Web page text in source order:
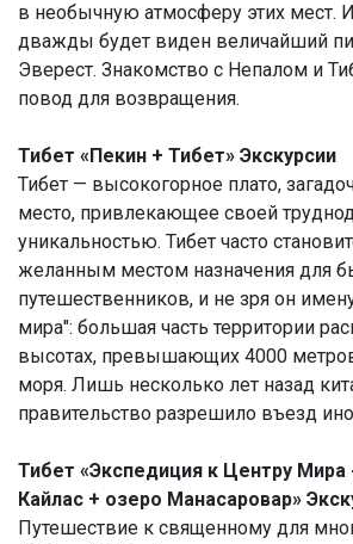
в необычную атмосферу этих мест.
дважды будет виден величайший
Эверест. Знакомство с Непалом и
повод для возвращения.
Тибет «Пекин + Тибет» Экскурсии
Тибет — высокогорное плато,
место, привлекающее своей
уникальностью. Тибет часто
желанным местом назначения для
путешественников, и не зря он
мира": большая часть территории
высотах, превышающих 4000
моря. Лишь несколько лет назад
правительство разрешило въезд
Тибет «Экспедиция к Центру Мира
Кайлас + озеро Манасаровар»
Путешествие к священному для